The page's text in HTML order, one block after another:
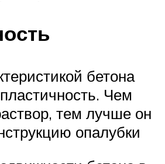
бетона
Чем
тем лучше он
опалубки